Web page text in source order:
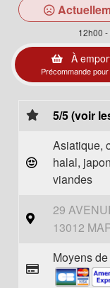
12h00
À
Précommande
5/5 (voir
Asiatique,
halal,
viandes
29
13012
Moyens